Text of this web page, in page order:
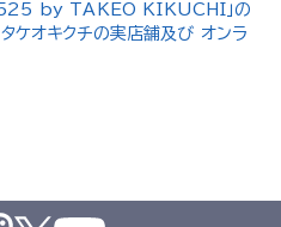
by TAKEO KIKUCHI」の
オキクチの実店舗及び オンラ